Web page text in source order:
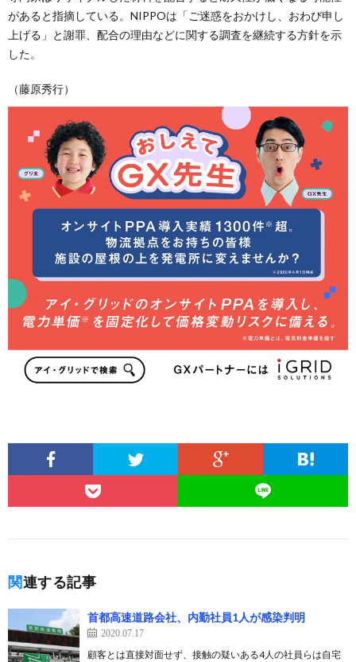
があると指摘している。NIPPOは「ご迷惑をおかけし、おわび申し
上げる」と謝罪、配合の理由などに関する調査を継続する方針を示
した。
（藤原秀行）
関連する記事
首都高速道路会社、内勤社員1人が感染判明
2020.07.17
顧客とは直接対面せず、接触の疑いある4人の社員らは自宅